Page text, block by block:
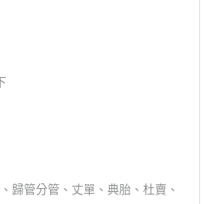
歸管分管、丈單、典胎、杜賣、